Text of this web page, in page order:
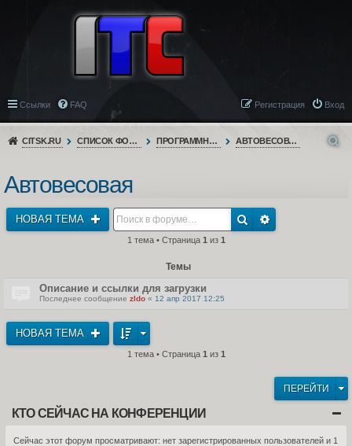
Ссылки FAQ Вход
Регистрация
CITSK.RU СПИСОК ФОРУМОВ ПРОГРАММНОЕ ОБЕСПЕЧЕНИЕ АВТОВЕСОВАЯ
Автовесовая
НОВАЯ ТЕМА
1 тема • Страница 1 из 1
Темы
Описание и ссылки для загрузки
Последнее сообщение zldo « 12 апр 2017 12:25
НОВАЯ ТЕМА
1 тема • Страница 1 из 1
ПЕРЕЙТИ
КТО СЕЙЧАС НА КОНФЕРЕНЦИИ
Сейчас этот форум просматривают: нет зарегистрированных пользователей и 1